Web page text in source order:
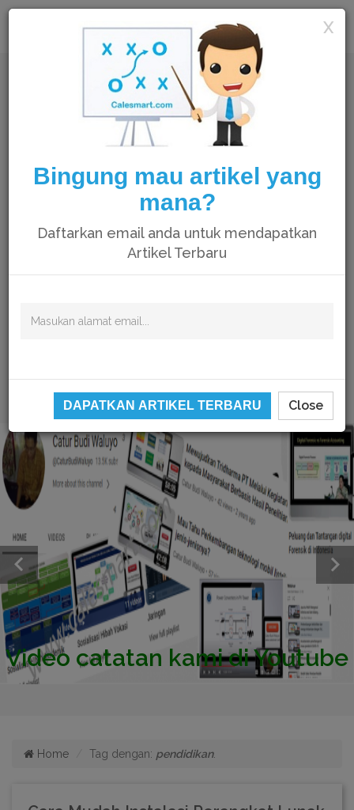
Calesmart
Video catatan kami di Youtube
Home Tag dengan: pendidikan.
X
Bingung mau artikel yang
mana?
Daftarkan email anda untuk mendapatkan
Artikel Terbaru
DAPATKAN ARTIKEL TERBARU Close